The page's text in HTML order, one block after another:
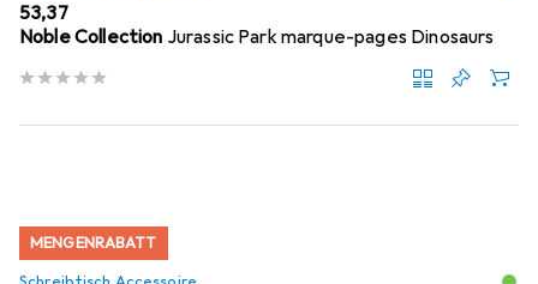
EUR
53,37
Noble Collection Jurassic Park marque-pages Dinosaurs
MENGENRABATT